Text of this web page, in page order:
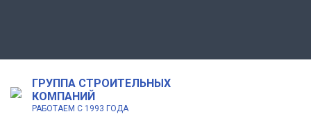
ГРУППА СТРОИТЕЛЬНЫХ
КОМПАНИЙ
РАБОТАЕМ С 1993 ГОДА